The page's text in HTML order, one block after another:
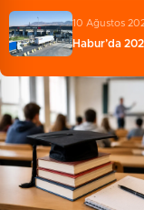
10 Ağustos
Habur’da